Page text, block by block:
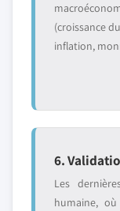
(croissance
inflation,
6.
Les
humaine,